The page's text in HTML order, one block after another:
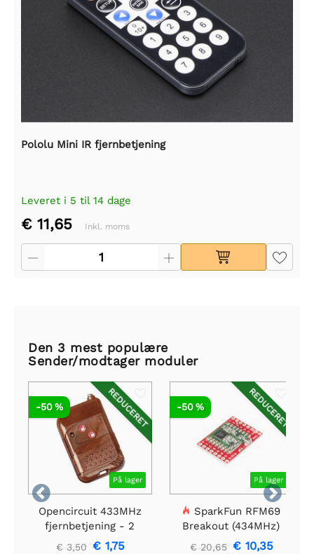
Pololu Mini IR fjernbetjening
Leveret i 5 til 14 dage
€ 11,65 Inkl. moms
Den 3 mest populære
Sender/modtager moduler


REDUCERET
På lager
-50 %
Opencircuit 433MHz
fjernbetjening - 2
kanals
€ 3,50 € 1,75
REDUCERET
På lager
-50 %
SparkFun RFM69
Breakout (434MHz)
€ 20,65 € 10,35